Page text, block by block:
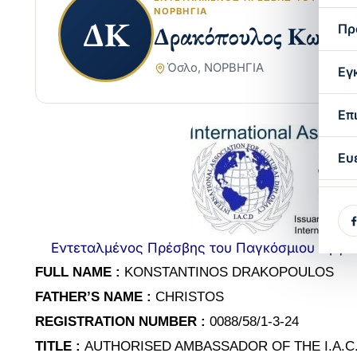
ΔΚ
ΝΟΡΒΗΓΊΑ
Δρακόπουλος
Όσλο, ΝΟΡΒΗΓΙΑ
Εντεταλμένος Πρέσβης του Παγκόσμιου
FULL NAME : KONSTANTINOS DRAKOPOULOS
FATHER’S NAME : CHRISTOS
REGISTRATION NUMBER : 0088/58/1-3-24
TITLE : AUTHORISED AMBASSADOR OF THE